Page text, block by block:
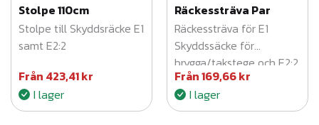
Stolpe 110cm
Stolpe till Skyddsräcke E1
samt E2:2
Från 423,41kr
I lager
Räckessträva Par
Räckessträva för E1
Skyddssäcke för
brygga/takstege och E2:2
Skyddsräcke och fäste
för sparklist
Från169,66kr
I lager